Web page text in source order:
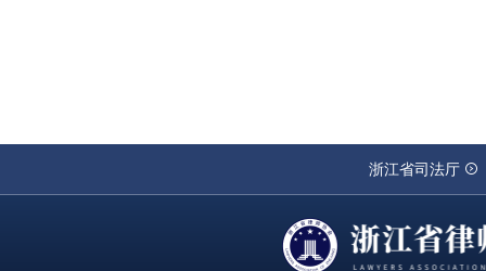
浙江省司法厅